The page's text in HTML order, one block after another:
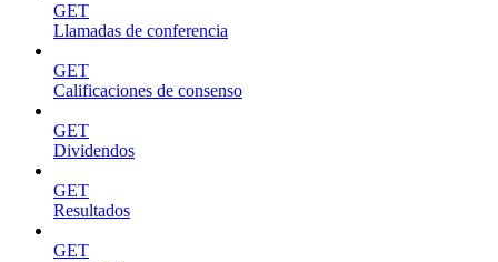
GET
Llamadas de conferencia
GET
Calificaciones de consenso
GET
Dividendos
GET
Resultados
GET